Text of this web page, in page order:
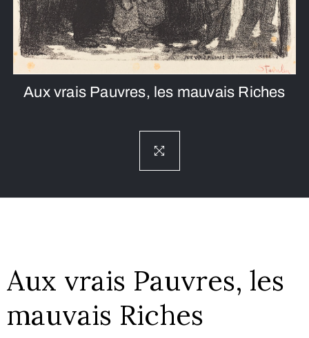
Aux vrais Pauvres, les mauvais Riches
Aux vrais Pauvres, les
mauvais Riches